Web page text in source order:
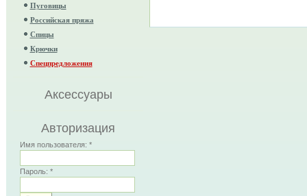
Пуговицы
Российская пряжа
Спицы
Крючки
Спецпредложения
Аксессуары
Авторизация
Имя пользователя: *
Пароль: *